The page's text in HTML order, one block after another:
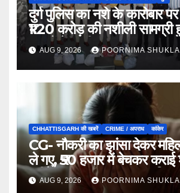
दुर्ग पुलिस का नशे के कारोबार पर
₹1.20 करोड़ की नशीली
मामलों में जब्ती…
AUG 9, 2026 POORNIMA SHUKLA
CHHATTISGARH की खबरें CRIME / अपराध कांकेर
CG- नौकरी का झांसा देकर
ले गए, ₹50 हजार में बेचकर कराई
महीने बाद खुला पूरा राज, 3
AUG 9, 2026 POORNIMA SHUKLA